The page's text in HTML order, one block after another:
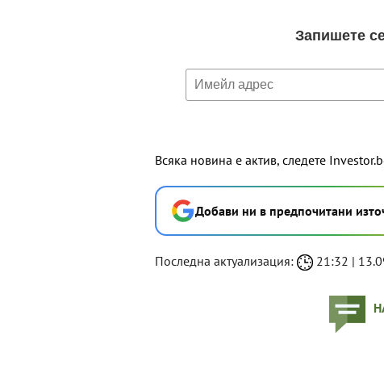
Всяка новина е актив, следете
Добави ни в предпочитани
Последна актуализация: 21:32 |